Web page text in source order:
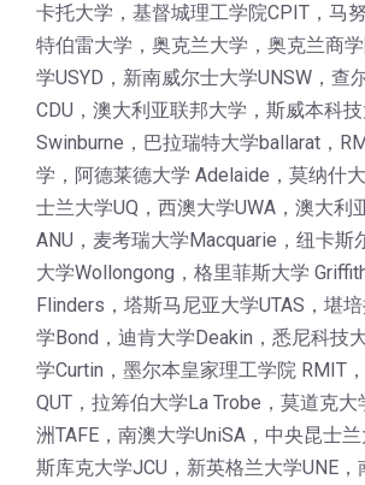
卡托大学，基督城理工学院CPIT，马
特伯雷大学，奥克兰大学，奥克兰商
学USYD，新南威尔士大学UNSW，查
CDU，澳大利亚联邦大学，斯威本科
Swinburne，巴拉瑞特大学ballarat，
学，阿德莱德大学 Adelaide，莫纳什
士兰大学UQ，西澳大学UWA，澳大利
ANU，麦考瑞大学Macquarie，纽卡斯
大学Wollongong，格里菲斯大学
Flinders，塔斯马尼亚大学UTAS，堪
学Bond，迪肯大学Deakin，悉尼科技
学Curtin，墨尔本皇家理工学院 RMIT
QUT，拉筹伯大学La Trobe，莫道克大
洲TAFE，南澳大学UniSA，中央昆士
斯库克大学JCU，新英格兰大学UNE，